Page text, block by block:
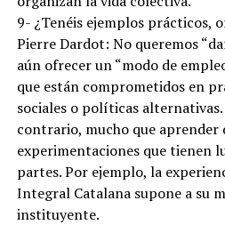
9- ¿Tenéis ejemplos prácticos,
Pierre Dardot: No queremos
aún ofrecer un “modo de
que están comprometidos en
sociales o políticas
contrario, mucho que aprender
experimentaciones que tienen
partes. Por ejemplo, la
Integral Catalana supone a su
instituyente.